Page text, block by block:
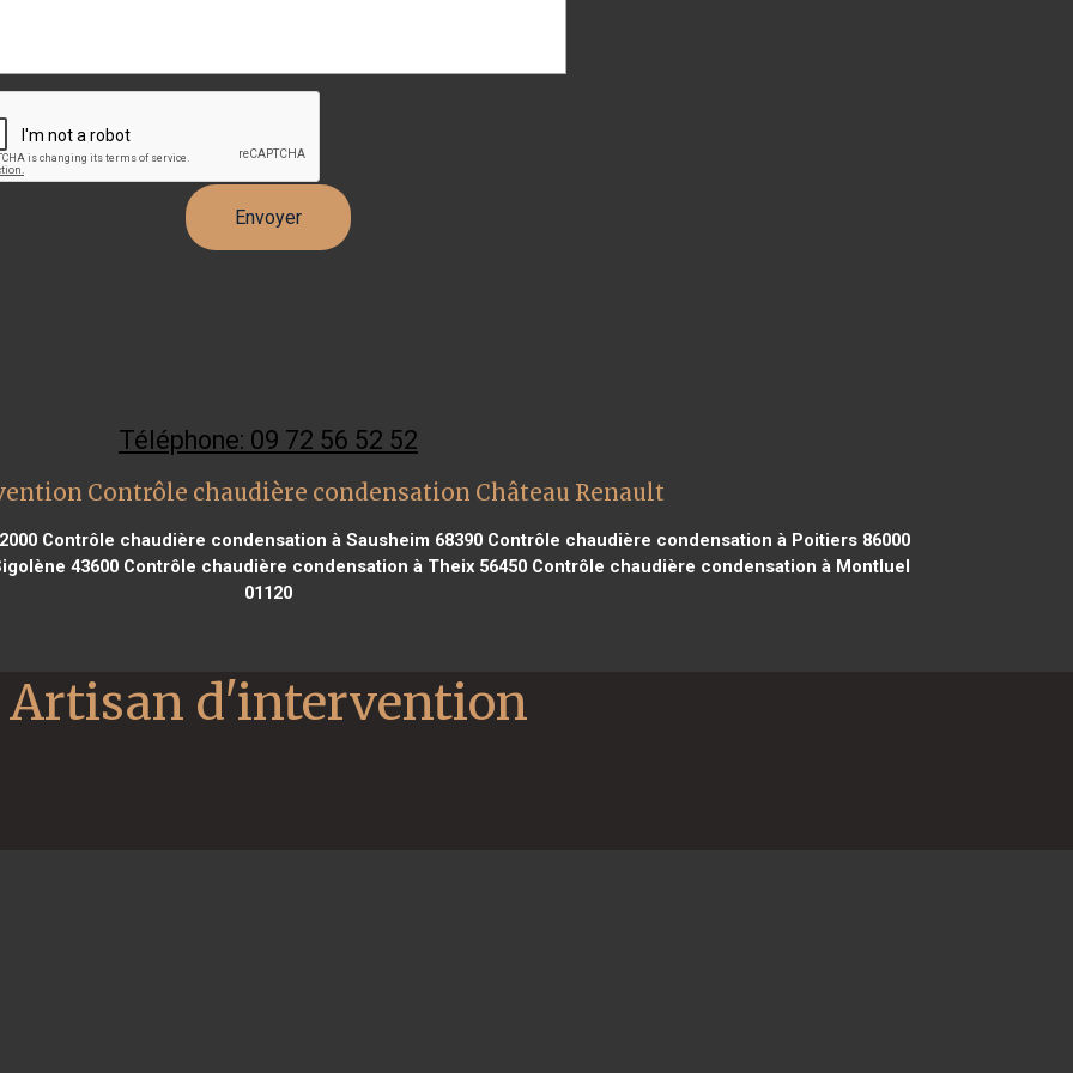
Téléphone: 09 72 56 52 52
Contrôle chaudière condensation Château Renault
Contrôle chaudière condensation à Sausheim 68390 Contrôle chaudière condensation à Poitiers 86000
43600Contrôle chaudière condensation à Theix 56450Contrôle chaudière condensation à Montluel
01120
Artisan d'intervention